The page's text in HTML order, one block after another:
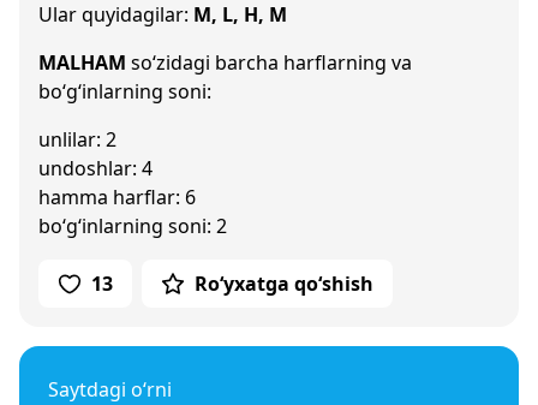
Ular quyidagilar: M, L, H, M
MALHAM so‘zidagi barcha harflarning va
bo‘g‘inlarning soni:
unlilar: 2
undoshlar: 4
hamma harflar: 6
bo‘g‘inlarning soni: 2
13 Ro‘yxatga qo‘shish
Saytdagi o‘rni